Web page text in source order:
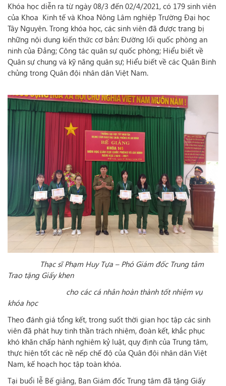
Khóa học diễn ra từ ngày 08/3 đến 02/4/2021, có 179 sinh viên
của Khoa Kinh tế và Khoa Nông Lâm nghiệp Trường Đại học
Tây Nguyên. Trong khóa học, các sinh viên đã được trang bị
những nội dung kiến thức cơ bản: Đường lối quốc phòng an
ninh của Đảng; Công tác quân sự quốc phòng; Hiểu biết về
Quân sự chung và kỹ năng quân sự; Hiểu biết về các Quân Binh
chủng trong Quân đội nhân dân Việt Nam.
Thạc sĩ Phạm Huy Tựa – Phó Giám đốc Trung tâm
Trao tặng Giấy khen
cho các cá nhân hoàn thành tốt nhiệm vụ
khóa học
Theo đánh giá tổng kết, trong suốt thời gian học tập các sinh
viên đã phát huy tinh thần trách nhiệm, đoàn kết, khắc phục
khó khăn chấp hành nghiêm kỷ luật, quy định của Trung tâm,
thực hiện tốt các nề nếp chế độ của Quân đội nhân dân Việt
Nam, kế hoạch học tập toàn khóa.
Tại buổi lễ Bế giảng, Ban Giám đốc Trung tâm đã tặng Giấy